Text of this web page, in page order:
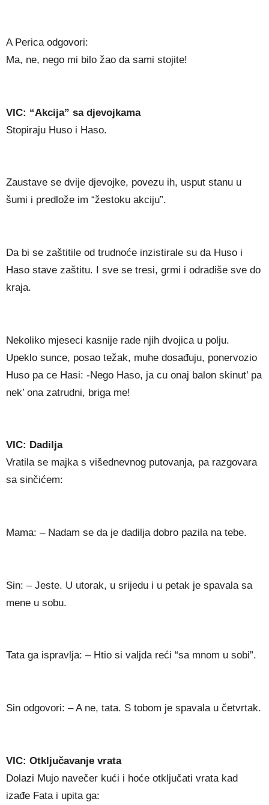
A Perica odgovori:
Ma, ne, nego mi bilo žao da sami stojite!
VIC: “Akcija” sa djevojkama
Stopiraju Huso i Haso.
Zaustave se dvije djevojke, povezu ih, usput stanu u
šumi i predlože im “žestoku akciju”.
Da bi se zaštitile od trudnoće inzistirale su da Huso i
Haso stave zaštitu. I sve se tresi, grmi i odradiše sve do
kraja.
Nekoliko mjeseci kasnije rade njih dvojica u polju.
Upeklo sunce, posao težak, muhe dosađuju, ponervozio
Huso pa ce Hasi: -Nego Haso, ja cu onaj balon skinut’ pa
nek’ ona zatrudni, briga me!
VIC: Dadilja
Vratila se majka s višednevnog putovanja, pa razgovara
sa sinčićem:
Mama: – Nadam se da je dadilja dobro pazila na tebe.
Sin: – Jeste. U utorak, u srijedu i u petak je spavala sa
mene u sobu.
Tata ga ispravlja: – Htio si valjda reći “sa mnom u sobi”.
Sin odgovori: – A ne, tata. S tobom je spavala u četvrtak.
VIC: Otključavanje vrata
Dolazi Mujo navečer kući i hoće otključati vrata kad
izađe Fata i upita ga: